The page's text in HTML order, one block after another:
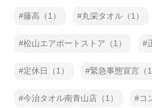
藤高（1） 丸栄タオル（1）
松山エアポートストア（1）
定休日（1） 緊急事態宣言（1
今治タオル南青山店（1） コ